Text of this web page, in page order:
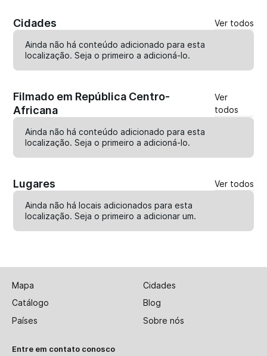
Cidades Ver todos
Ainda não há conteúdo adicionado para esta
localização. Seja o primeiro aadicioná-lo.
Filmado em República Centro-
Africana
Ver
todos
Ainda não há conteúdo adicionado para esta
localização. Seja o primeiro aadicioná-lo.
Lugares Ver todos
Ainda não há locais adicionados para esta
localização. Seja o primeiro aadicionar um.
Mapa
Cidades
Catálogo
Blog
Países
Sobre nós
Entre em contato conosco